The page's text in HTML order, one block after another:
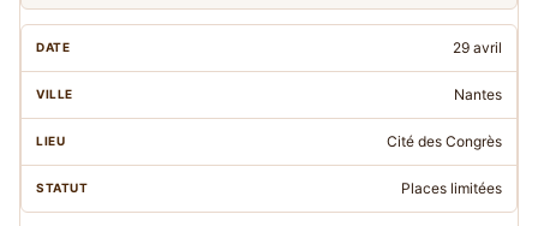
29 avril
Nantes
Cité des Congrès
Places limitées